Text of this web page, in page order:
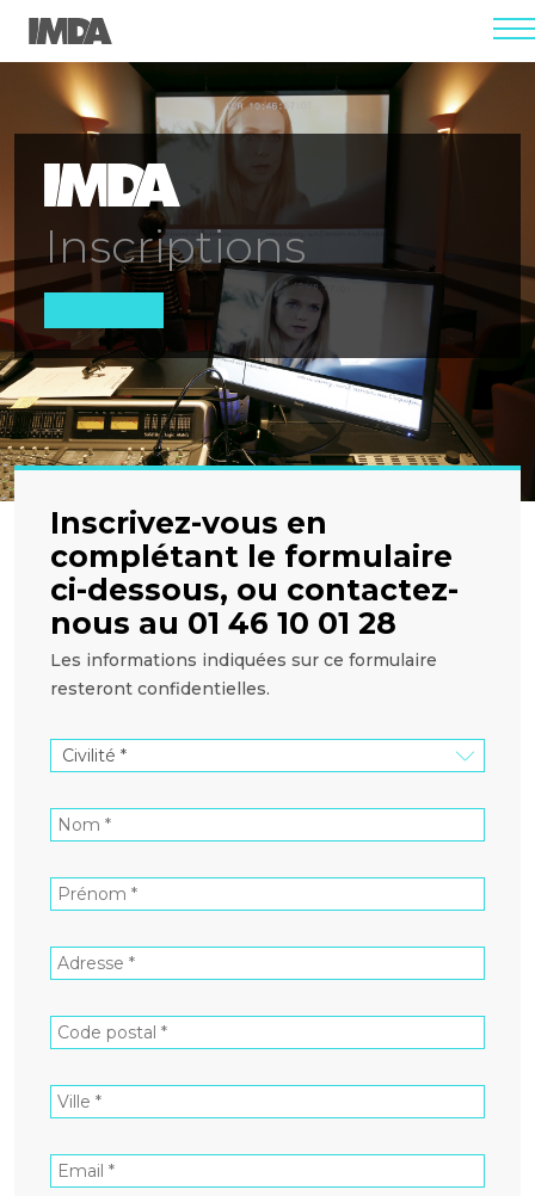
Inscriptions
Inscrivez-vous en
complétant le formulaire
ci-dessous, ou contactez-
nous au 01 46 10 01 28
Les informations indiquées sur ce formulaire
resteront confidentielles.